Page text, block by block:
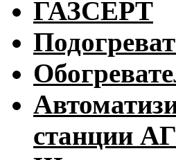
ГАЗСЕРТ
станции